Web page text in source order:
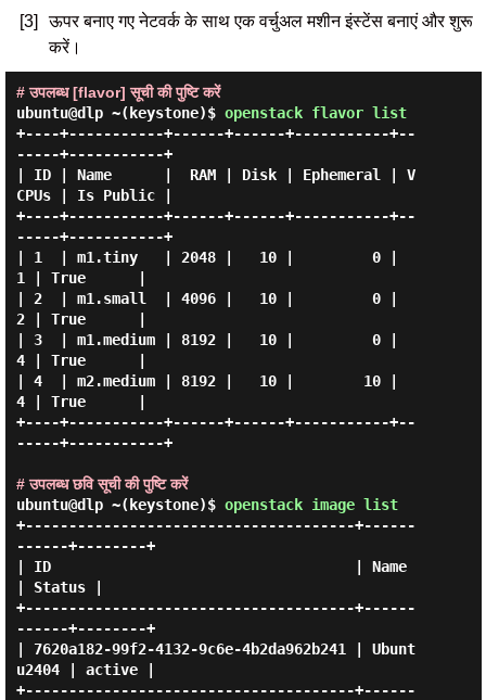
[3]
ऊपर बनाए गए नेटवर्क के साथ एक वर्चुअल मशीन इंस्टेंस बनाएं और शुरू
करें।
# उपलब्ध [flavor] सूची की पुष्टि करें
ubuntu@dlp ~(keystone)$ openstack flavor list
+----+-----------+------+------+-----------+--
-----+-----------+
| ID | Name      |  RAM | Disk | Ephemeral | V
CPUs | Is Public |
+----+-----------+------+------+-----------+--
-----+-----------+
| 1  | m1.tiny   | 2048 |   10 |         0 |
1 | True      |
| 2  | m1.small  | 4096 |   10 |         0 |
2 | True      |
| 3  | m1.medium | 8192 |   10 |         0 |
4 | True      |
| 4  | m2.medium | 8192 |   10 |        10 |
4 | True      |
+----+-----------+------+------+-----------+--
-----+-----------+
# उपलब्ध छवि सूची की पुष्टि करें
ubuntu@dlp ~(keystone)$ openstack image list
+--------------------------------------+------
------+--------+
| ID                                   | Name
| Status |
+--------------------------------------+------
------+--------+
| 7620a182-99f2-4132-9c6e-4b2da962b241 | Ubunt
u2404 | active |
+--------------------------------------+------